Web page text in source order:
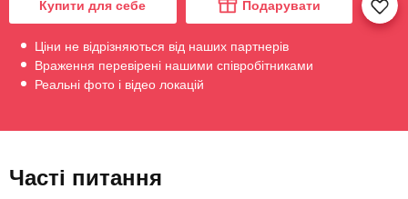
Купити для себе Подарувати
Ціни не відрізняються від наших партнерів
Враження перевірені нашими співробітниками
Реальні фото і відео локацій
Часті питання